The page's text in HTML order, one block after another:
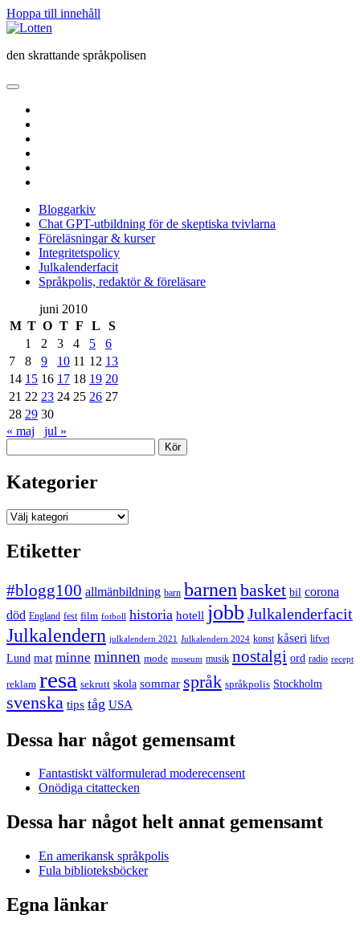
Hoppa till innehåll
Lotten
den skrattande språkpolisen
öppna
meny
Bloggarkiv
Chat GPT-utbildning för de skeptiska tvivlarna
Föreläsningar & kurser
Integritetspolicy
Julkalenderfacit
Språkpolis, redaktör & föreläsare
Sidopanel
juni 2010
M T O T F L
S
1
2 3 4 5
6
7
8 9 10 11 12 13
14 15 16 17 18 19 20
21 22 23 24 25 26 27
28 29 30
« maj
jul »
Kategorier
Kategorier
Etiketter
#blogg100 allmänbildning barn barnen basket bil corona
död England fest film fotboll historia hotell jobb Julkalenderfacit
Julkalendern julkalendern 2021 Julkalendern 2024 konst kåseri lifvet
Lund mat minne minnen mode museum musik nostalgi ord radio recept
reklam resa sekrutt skola sommar språk språkpolis Stockholm
svenska tips tåg USA
Dessa har något gemensamt
Fantastiskt välformulerad moderecensent
Onödiga citattecken
Dessa har något helt annat gemensamt
En amerikansk språkpolis
Fula biblioteksböcker
Egna länkar